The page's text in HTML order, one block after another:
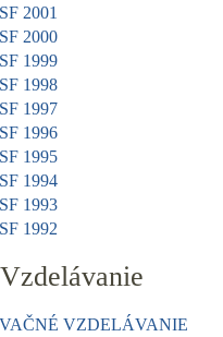
2001
2000
1999
1998
1997
1996
1995
1994
1993
1992
Vzdelávanie
VZDELÁVANIE